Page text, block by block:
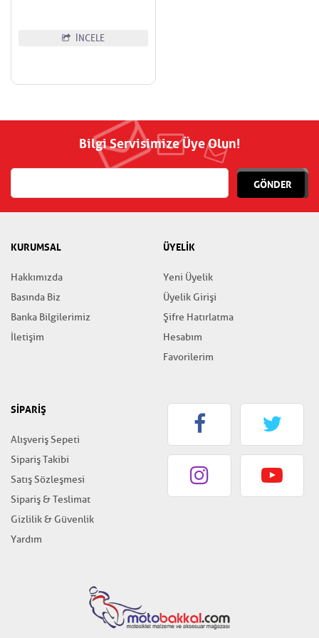
İNCELE
Bilgi Servisimize Üye Olun!
GÖNDER
KURUMSAL
Hakkımızda
Basında Biz
Banka Bilgilerimiz
İletişim
ÜYELİK
Yeni Üyelik
Üyelik Girişi
Şifre Hatırlatma
Hesabım
Favorilerim
SİPARİŞ
Alışveriş Sepeti
Sipariş Takibi
Satış Sözleşmesi
Sipariş & Teslimat
Gizlilik & Güvenlik
Yardım